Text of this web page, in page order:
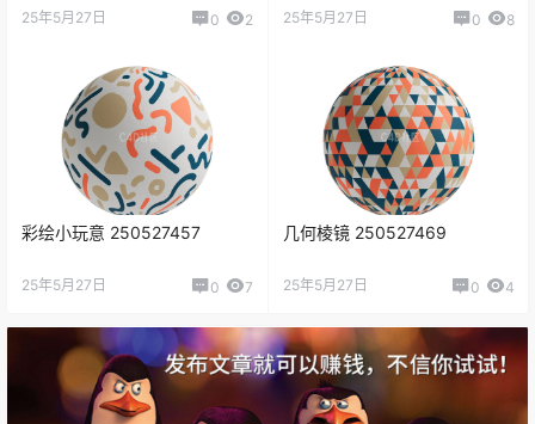
25年5月27日 0 2 25年5月27日 0 8
彩绘小玩意 250527457
25年5月27日 0 7
几何棱镜 250527469
25年5月27日 0 4